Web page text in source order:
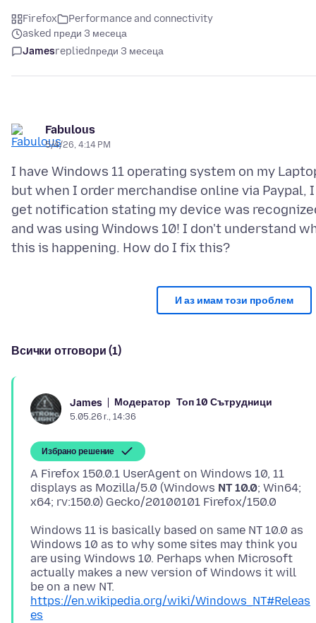
Firefox
Performance and connectivity
asked преди 3 месеца
Jamesrepliedпреди 3 месеца
Fabulous
5/4/26, 4:14 PM
I have Windows 11 operating system on my
but when I order merchandise online via Paypal, I
get notification stating my device was
and was using Windows 10! I don't understand
И аз имам този проблем
Всички отговори (1)
James Модератор Топ 10 Сътрудници
5.05.26 г., 14:36
Избрано решение
A Firefox 150.0.1 UserAgent on Windows 10, 11
displays as Mozilla/5.0 (Windows NT 10.0; Win64;
Windows 11 is basically based on same NT 10.0 as
Windows 10 as to why some sites may think you
are using Windows 10. Perhaps when Microsoft
actually makes a new version of Windows it will
be on a new NT.
https://en.wikipedia.org/wiki/Windows_NT#Releas
es